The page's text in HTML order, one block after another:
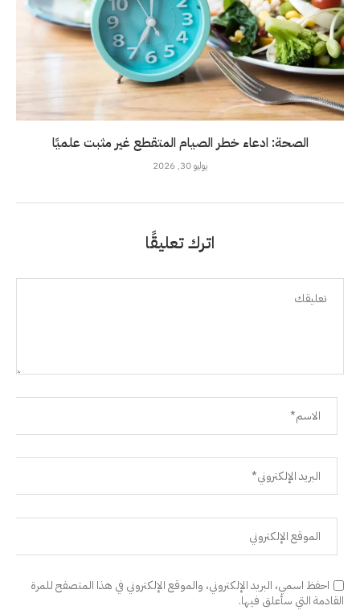
الصحة: ادعاء خطر الصيام المتقطع غير مثبت علميًا
يوليو 30, 2026
اترك تعليقًا
احفظ اسمي، البريد الإلكتروني، والموقع الإلكتروني في هذا المتصفح للمرة
القادمة التي سأعلق فيها.